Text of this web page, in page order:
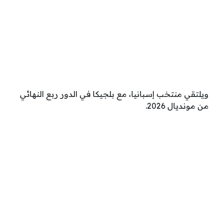
ويلتقي منتخب إسبانيا، مع بلجيكا في الدور ربع النهائي
من مونديال 2026.